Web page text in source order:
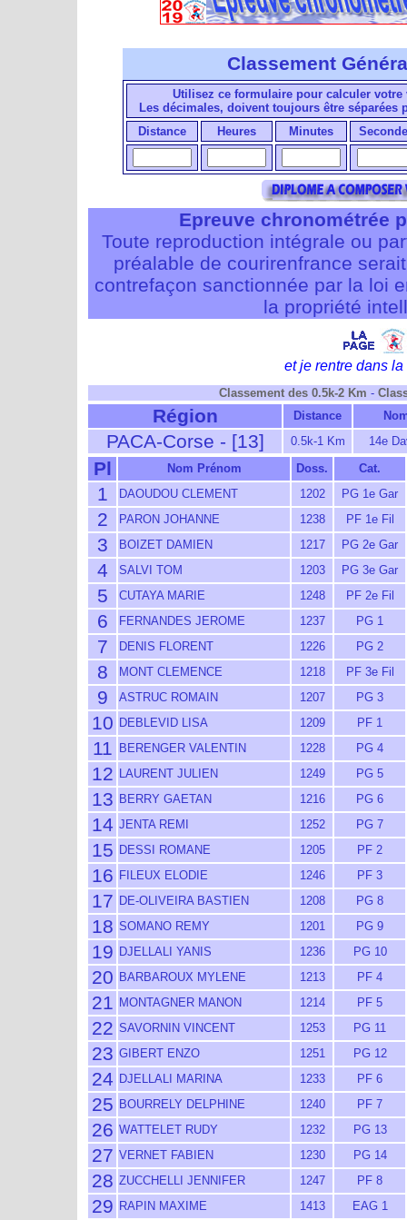
Classement
Utilisez ce formulaire pour calculer votre
Les décimales, doivent toujours être séparées
Distance
Heures Minutes
Epreuve chronométrée
Toute reproduction intégrale ou
préalable de courirenfrance
contrefaçon sanctionnée par la loi
la propriété
et je rentre dans la
Classement des 0.5k-2 Km -
Région Distance
PACA-Corse - [13] 0.5k-1 Km 14e
Pl Nom Prénom Doss. Cat.
1 DAOUDOU CLEMENT 1202 PG 1e Gar
2 PARON JOHANNE 1238 PF 1e Fil
3 BOIZET DAMIEN 1217 PG 2e Gar
4 SALVI TOM 1203 PG 3e Gar
5 CUTAYA MARIE 1248 PF 2e Fil
6 FERNANDES JEROME 1237 PG 1
7 DENIS FLORENT 1226 PG 2
8 MONT CLEMENCE 1218 PF 3e Fil
9 ASTRUC ROMAIN 1207 PG 3
10 DEBLEVID LISA 1209 PF 1
11 BERENGER VALENTIN 1228 PG 4
12 LAURENT JULIEN 1249 PG 5
13 BERRY GAETAN 1216 PG 6
14 JENTA REMI 1252 PG 7
15 DESSI ROMANE 1205 PF 2
16 FILEUX ELODIE 1246 PF 3
17 DE-OLIVEIRA BASTIEN 1208 PG 8
18 SOMANO REMY 1201 PG 9
19 DJELLALI YANIS 1236 PG 10
20 BARBAROUX MYLENE 1213 PF 4
21 MONTAGNER MANON 1214 PF 5
22 SAVORNIN VINCENT 1253 PG 11
23 GIBERT ENZO 1251 PG 12
24 DJELLALI MARINA 1233 PF 6
25 BOURRELY DELPHINE 1240 PF 7
26 WATTELET RUDY 1232 PG 13
27 VERNET FABIEN 1230 PG 14
28 ZUCCHELLI JENNIFER 1247 PF 8
29 RAPIN MAXIME 1413 EAG 1